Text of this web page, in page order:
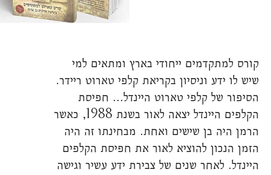
ניגודיות צבעים
brightness_high
ניגודיות בהירה
brightness_low
ניגודיות כהה
קישורים
קורס למתקדמים ייחודי בארץ ומתאים למי
שיש לו ידע וניסיון בקריאת קלפי טארוט ריידר.
הסיפור של קלפי טארוט היינדל… חפיסת
הקלפים היינדל יצאה לאור בשנת 1988, כאשר
הרמן היה בן שישים ואחת. מבחינתו זה היה
הזמן הנכון להוציא לאור את חפיסת הקלפים
היינדל. לאחר שנים של צבירת ידע עשיר וגישה